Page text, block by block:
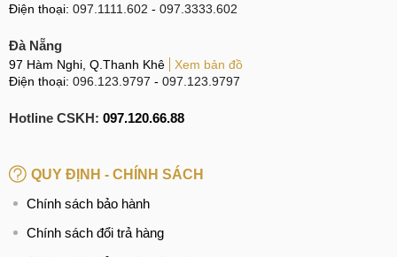
Điện thoại: 097.1111.602 - 097.3333.602
Đà Nẵng
97 Hàm Nghi, Q.Thanh Khê
Xem bản đồ
Điện thoại: 096.123.9797 - 097.123.9797
Hotline CSKH: 097.120.66.88
QUY ĐỊNH - CHÍNH SÁCH
Chính sách bảo hành
Chính sách đổi trả hàng